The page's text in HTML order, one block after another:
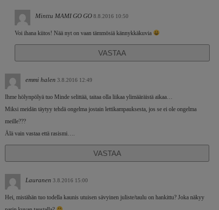
Minttu MAMI GO GO 8.8.2016 10:50
Voi ihana kiitos! Nää nyt on vaan tämmösiä kännykkäkuvia
VASTAA
emmi halen 3.8.2016 12:49
Ihme hölynpölyä tuo Minde selittää, taitaa olla liikaa ylimääräistä aikaa…
Miksi meidän täytyy tehdä ongelma jostain lettikampauksesta, jos se ei ole ongelma
meille???
Älä vain vastaa että rasismi….
VASTAA
Lauranen 3.8.2016 15:00
Hei, mistähän tuo todella kaunis utuisen sävyinen juliste/taulu on hankittu? Joka näkyy